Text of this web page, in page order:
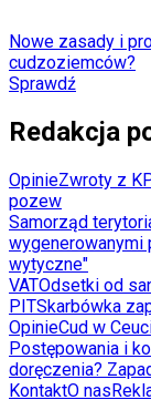
Nowe zasady i
cudzoziemców?
Sprawdź
Redakcja
OpinieZwroty z
pozew
Samorząd
wygenerowanymi
wytyczne"
VATOdsetki od
PITSkarbówka
OpinieCud w
Postępowania i
doręczenia?
KontaktO nas